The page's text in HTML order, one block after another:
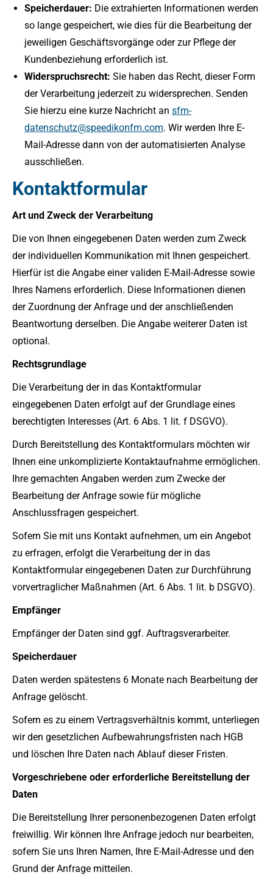
Speicherdauer: Die extrahierten Informationen werden
so lange gespeichert, wie dies für die Bearbeitung der
jeweiligen Geschäftsvorgänge oder zur Pflege der
Kundenbeziehung erforderlich ist.
Widerspruchsrecht: Sie haben das Recht, dieser Form
der Verarbeitung jederzeit zu widersprechen. Senden
Sie hierzu eine kurze Nachricht an sfm-
datenschutz@speedikonfm.com. Wir werden Ihre E-
Mail-Adresse dann von der automatisierten Analyse
ausschließen.
Kontaktformular
Art und Zweck der Verarbeitung
Die von Ihnen eingegebenen Daten werden zum Zweck
der individuellen Kommunikation mit Ihnen gespeichert.
Hierfür ist die Angabe einer validen E-Mail-Adresse sowie
Ihres Namens erforderlich. Diese Informationen dienen
der Zuordnung der Anfrage und der anschließenden
Beantwortung derselben. Die Angabe weiterer Daten ist
optional.
Rechtsgrundlage
Die Verarbeitung der in das Kontaktformular
eingegebenen Daten erfolgt auf der Grundlage eines
berechtigten Interesses (Art. 6 Abs. 1 lit. f DSGVO).
Durch Bereitstellung des Kontaktformulars möchten wir
Ihnen eine unkomplizierte Kontaktaufnahme ermöglichen.
Ihre gemachten Angaben werden zum Zwecke der
Bearbeitung der Anfrage sowie für mögliche
Anschlussfragen gespeichert.
Sofern Sie mit uns Kontakt aufnehmen, um ein Angebot
zu erfragen, erfolgt die Verarbeitung der in das
Kontaktformular eingegebenen Daten zur Durchführung
vorvertraglicher Maßnahmen (Art. 6 Abs. 1 lit. b DSGVO).
Empfänger
Empfänger der Daten sind ggf. Auftragsverarbeiter.
Speicherdauer
Daten werden spätestens 6 Monate nach Bearbeitung der
Anfrage gelöscht.
Sofern es zu einem Vertragsverhältnis kommt, unterliegen
wir den gesetzlichen Aufbewahrungsfristen nach HGB
und löschen Ihre Daten nach Ablauf dieser Fristen.
Vorgeschriebene oder erforderliche Bereitstellung der
Daten
Die Bereitstellung Ihrer personenbezogenen Daten erfolgt
freiwillig. Wir können Ihre Anfrage jedoch nur bearbeiten,
sofern Sie uns Ihren Namen, Ihre E-Mail-Adresse und den
Grund der Anfrage mitteilen.